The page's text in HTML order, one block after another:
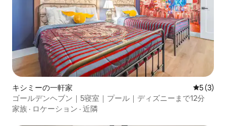
キシミーの一軒家 レビュー
5 (3)
ゴールデンヘブン｜5寝室｜プール｜ディズニーまで12分
家族 · ロケーション · 近隣